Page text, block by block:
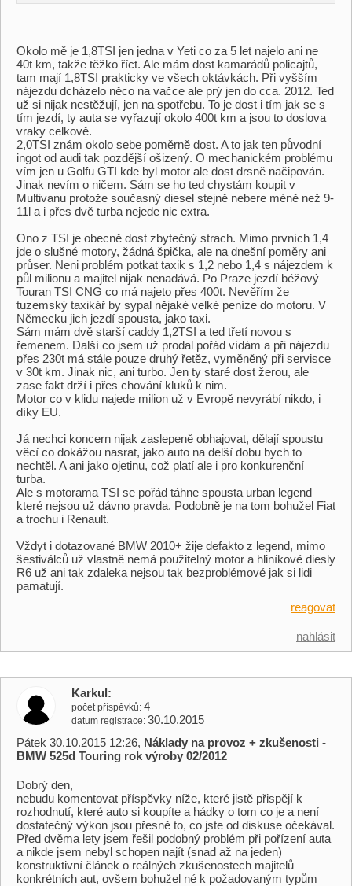
Okolo mě je 1,8TSI jen jedna v Yeti co za 5 let najelo ani ne
40t km, takže těžko říct. Ale mám dost kamarádů policajtů,
tam mají 1,8TSI prakticky ve všech oktávkách. Při vyšším
nájezdu dcházelo něco na vačce ale prý jen do cca. 2012. Ted
už si nijak nestěžují, jen na spotřebu. To je dost i tím jak se s
tím jezdí, ty auta se vyřazují okolo 400t km a jsou to doslova
vraky celkově.
2,0TSI znám okolo sebe poměrně dost. A to jak ten původní
ingot od audi tak pozdější ošizený. O mechanickém problému
vím jen u Golfu GTI kde byl motor ale dost drsně načipován.
Jinak nevím o ničem. Sám se ho ted chystám koupit v
Multivanu protože současný diesel stejně nebere méně než 9-
11l a i přes dvě turba nejede nic extra.
Ono z TSI je obecně dost zbytečný strach. Mimo prvních 1,4
jde o slušné motory, žádná špička, ale na dnešní poměry ani
průser. Neni problém potkat taxik s 1,2 nebo 1,4 s nájezdem k
půl milionu a majitel nijak nenadává. Po Praze jezdí béžový
Touran TSI CNG co má najeto přes 400t. Nevěřím že
tuzemský taxikář by sypal nějaké velké peníze do motoru. V
Německu jich jezdí spousta, jako taxi.
Sám mám dvě starší caddy 1,2TSI a ted třetí novou s
řemenem. Další co jsem už prodal pořád vídám a při nájezdu
přes 230t má stále pouze druhý řetěz, vyměněný při servisce
v 30t km. Jinak nic, ani turbo. Jen ty staré dost žerou, ale
zase fakt drží i přes chování kluků k nim.
Motor co v klidu najede milion už v Evropě nevyrábí nikdo, i
díky EU.
Já nechci koncern nijak zaslepeně obhajovat, dělají spoustu
věcí co dokážou nasrat, jako auto na delší dobu bych to
nechtěl. A ani jako ojetinu, což platí ale i pro konkurenční
turba.
Ale s motorama TSI se pořád táhne spousta urban legend
které nejsou už dávno pravda. Podobně je na tom bohužel Fiat
a trochu i Renault.
Vždyt i dotazované BMW 2010+ žije defakto z legend, mimo
šestiválců už vlastně nemá použitelný motor a hliníkové diesly
R6 už ani tak zdaleka nejsou tak bezproblémové jak si lidi
pamatují.
reagovat
nahlásit
Karkul
počet příspěvků 4
datum registrace 30.10.2015
Pátek 30.10.2015 12:26, Náklady na provoz + zkušenosti -
BMW 525d Touring rok výroby 02/2012
Dobrý den,
nebudu komentovat příspěvky níže, které jistě přispějí k
rozhodnutí, které auto si koupíte a hádky o tom co je a není
dostatečný výkon jsou přesně to, co jste od diskuse očekával.
Před dvěma lety jsem řešil podobný problém při pořízení auta
a nikde jsem nebyl schopen najít (snad až na jeden)
konstruktivní článek o reálných zkušenostech majitelů
konkrétních aut, ovšem bohužel né k požadovaným typům